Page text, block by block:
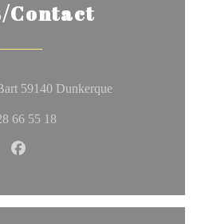
Contact
59140 Dunkerque((ouvre une
66 55 18
Facebook ((ouvre une